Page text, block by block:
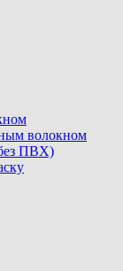
волокном
ПВХ)